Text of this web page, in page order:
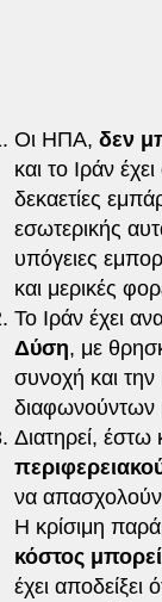
Οι ΗΠΑ, δεν
και το Ιράν
δεκαετίες
εσωτερικής
υπόγειες
και μερικές
Το Ιράν έχει
Δύση, με
συνοχή και
διαφωνούντων
Διατηρεί,
να
Η κρίσιμη
κόστος
έχει αποδείξει